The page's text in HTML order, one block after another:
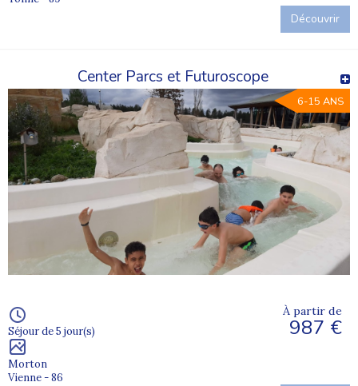
Découvrir
Center Parcs et Futuroscope
6-15 ANS
Séjour de 5 jour(s)
Morton
Vienne - 86
À partir de
987 €